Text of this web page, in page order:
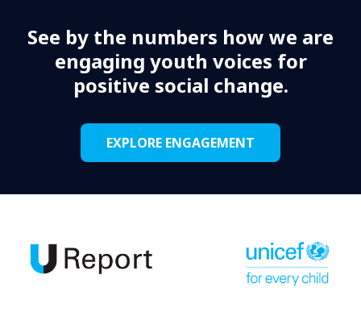
See by the numbers how we are
engaging youth voices for
positive social change.
EXPLORE ENGAGEMENT